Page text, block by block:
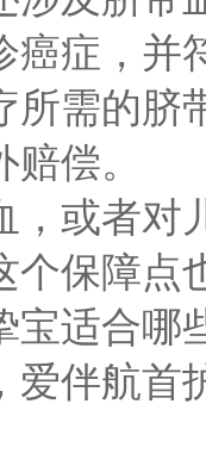
癌症，并
所需的脐
偿。
，或者对
个保障点
宝适合哪
爱伴航首